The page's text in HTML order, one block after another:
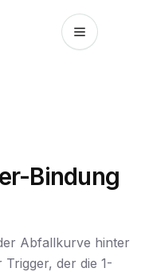
Bindung
Abfallkurve hinter
der die 1-